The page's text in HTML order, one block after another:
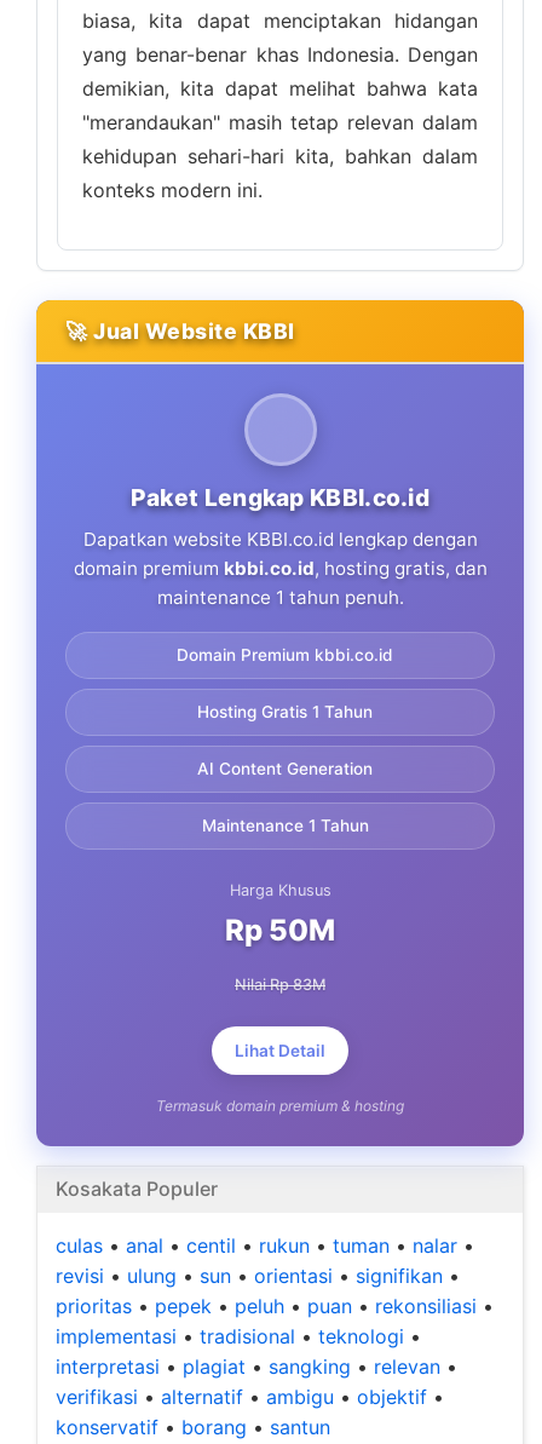
biasa, kita dapat menciptakan hidangan
yang benar-benar khas Indonesia. Dengan
demikian, kita dapat melihat bahwa kata
"merandaukan" masih tetap relevan dalam
kehidupan sehari-hari kita, bahkan dalam
konteks modern ini.
🚀 Jual Website KBBI
Paket Lengkap KBBI.co.id
Dapatkan website KBBI.co.id lengkap dengan
domain premium kbbi.co.id, hosting gratis, dan
maintenance 1 tahun penuh.
Domain Premium kbbi.co.id
Hosting Gratis 1 Tahun
AI Content Generation
Maintenance 1 Tahun
Harga Khusus
Rp 50M
Nilai Rp 83M
Lihat Detail
Termasuk domain premium & hosting
Kosakata Populer
culas • anal • centil • rukun • tuman • nalar •
revisi • ulung • sun • orientasi • signifikan •
prioritas • pepek • peluh • puan • rekonsiliasi •
implementasi • tradisional • teknologi •
interpretasi • plagiat • sangking • relevan •
verifikasi • alternatif • ambigu • objektif •
konservatif • borang • santun